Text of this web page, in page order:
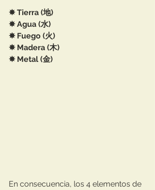
✸ Tierra (地)⁣
✸ Agua (水)⁣
✸ Fuego (火)⁣
✸ Madera (木)⁣
✸ Metal (金)⁣
En consecuencia, los 4 elementos de